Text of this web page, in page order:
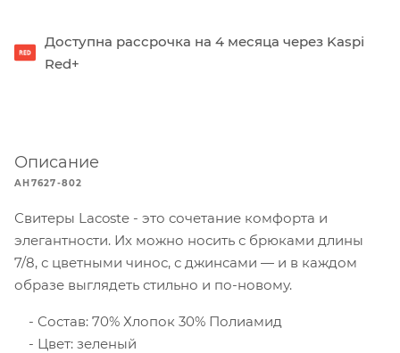
Доступна рассрочка на 4 месяца через Kaspi
Red+
Описание
AH7627-802
Свитеры Lacoste - это сочетание комфорта и
элегантности. Их можно носить с брюками длины
7/8, с цветными чинос, с джинсами — и в каждом
образе выглядеть стильно и по-новому.
Состав: 70% Хлопок 30% Полиамид
Цвет: зеленый